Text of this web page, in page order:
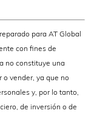
para AT Global
con fines de
no constituye una
vender, ya que no
y, por lo tanto,
de inversión o de